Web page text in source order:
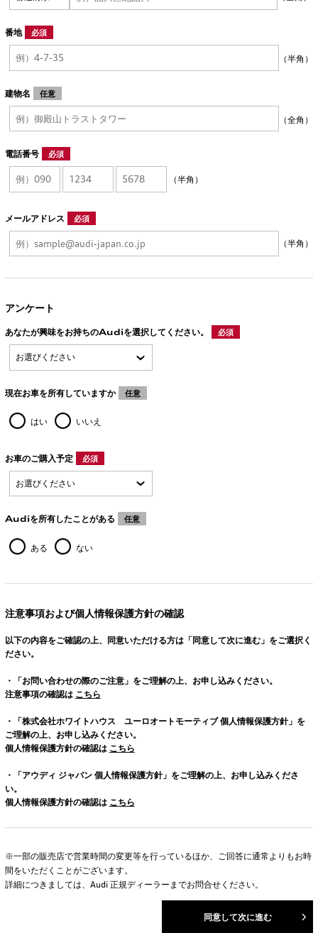
番地 必須
（半角）
建物名 任意
（全角）
電話番号 必須
（半角）
メールアドレス 必須
（半角）
アンケート
あなたが興味をお持ちのAudiを選択してください。 必須
現在お車を所有していますか 任意
はい いいえ
お車のご購入予定 必須
Audiを所有したことがある 任意
ある ない
注意事項および個人情報保護方針の確認
以下の内容をご確認の上、同意いただける方は「同意して次に進む」をご選択く
ださい。
・「お問い合わせの際のご注意」をご理解の上、お申し込みください。
注意事項の確認は こちら
・「株式会社ホワイトハウス ユーロオートモーティブ 個人情報保護方針」を
ご理解の上、お申し込みください。
個人情報保護方針の確認は こちら
・「アウディ ジャパン 個人情報保護方針」をご理解の上、お申し込みくださ
い。
個人情報保護方針の確認は こちら
※一部の販売店で営業時間の変更等を行っているほか、ご回答に通常よりもお時
間をいただくことがございます。
詳細につきましては、Audi 正規ディーラーまでお問合せください。
同意して次に進む